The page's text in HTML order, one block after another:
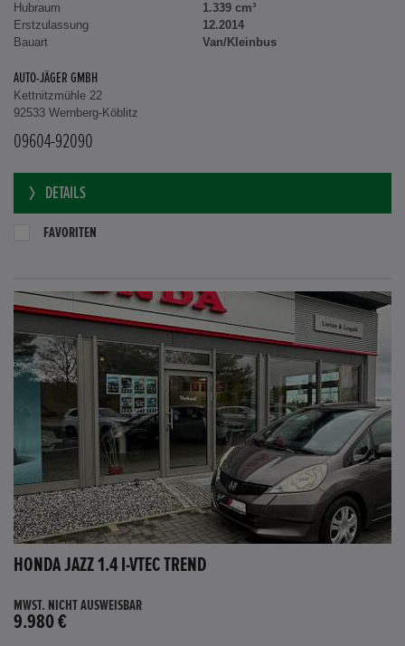
Hubraum
1.339 cm³
Erstzulassung
12.2014
Bauart
Van/Kleinbus
AUTO-JÄGER GMBH
Kettnitzmühle 22
92533 Wernberg-Köblitz
09604-92090
DETAILS
FAVORITEN
HONDA JAZZ 1.4 I-VTEC TREND
MWST. NICHT AUSWEISBAR
9.980 €